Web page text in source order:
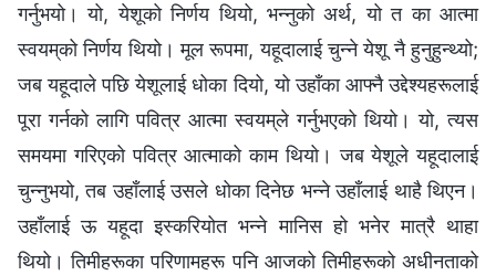
गर्नुभयो। यो, येशूको निर्णय थियो, भन्‍नुको अर्थ, यो त का आत्मा
स्वयम्‌को निर्णय थियो। मूल रूपमा, यहूदालाई चुन्‍ने येशू नै हुनुहुन्थ्यो;
जब यहूदाले पछि येशूलाई धोका दियो, यो उहाँका आफ्नै उद्देश्यहरूलाई
पूरा गर्नको लागि पवित्र आत्मा स्वयम्‌ले गर्नुभएको थियो। यो, त्यस
समयमा गरिएको पवित्र आत्माको काम थियो। जब येशूले यहूदालाई
चुन्‍नुभयो, तब उहाँलाई उसले धोका दिनेछ भन्‍ने उहाँलाई थाहै थिएन।
उहाँलाई ऊ यहूदा इस्करियोत भन्‍ने मानिस हो भनेर मात्रै थाहा
थियो। तिमीहरूका परिणामहरू पनि आजको तिमीहरूको अधीनताको